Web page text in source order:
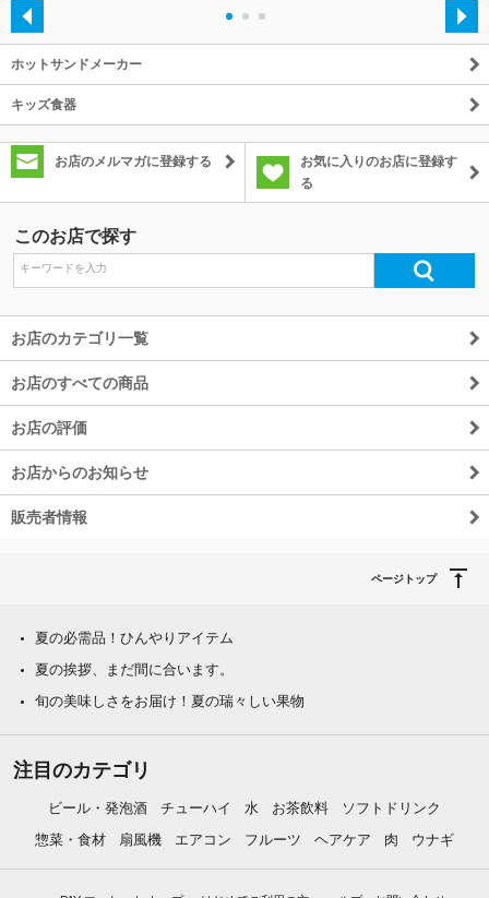
ホットサンドメーカー
キッズ食器
お店のメルマガに登録する
お気に入りのお店に登録す
る
このお店で探す
お店のカテゴリ一覧
お店のすべての商品
お店の評価
お店からのお知らせ
販売者情報
ページトップ
夏の必需品！ひんやりアイテム
夏の挨拶、まだ間に合います。
旬の美味しさをお届け！夏の瑞々しい果物
注目のカテゴリ
ビール・発泡酒 チューハイ 水 お茶飲料
ソフトドリンク
惣菜・食材
扇風機 エアコン フルーツ ヘアケア 肉 ウナギ